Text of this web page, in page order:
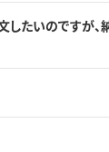
たいのですが、